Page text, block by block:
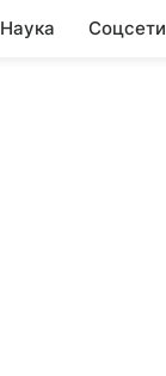
Наука Соцсети